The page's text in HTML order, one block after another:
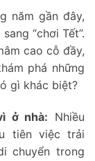
năm gần đây,
“chơi Tết”.
cao cỗ đầy,
phá những
gì khác biệt?
ở nhà: Nhiều
tiên việc trải
chuyển trong